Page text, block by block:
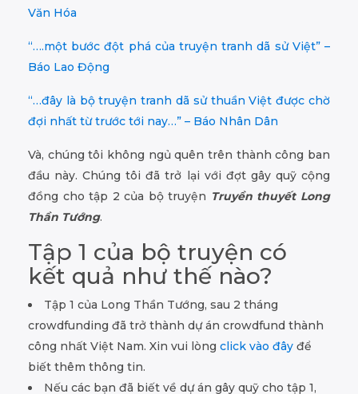
Văn Hóa
“….một bước đột phá của truyện tranh dã sử Việt” –
Báo Lao Động
“…đây là bộ truyện tranh dã sử thuần Việt được chờ
đợi nhất từ trước tới nay…” – Báo Nhân Dân
Và, chúng tôi không ngủ quên trên thành công ban
đầu này. Chúng tôi đã trở lại với đợt gây quỹ cộng
đồng cho tập 2 của bộ truyện Truyền thuyết Long
Thần Tướng.
Tập 1 của bộ truyện có
kết quả như thế nào?
Tập 1 của Long Thần Tướng, sau 2 tháng
crowdfunding đã trở thành dự án crowdfund thành
công nhất Việt Nam. Xin vui lòng click vào đây để
biết thêm thông tin.
Nếu các bạn đã biết về dự án gây quỹ cho tập 1,